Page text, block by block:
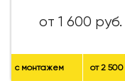
от 1 600 руб.
с монтажем от 2